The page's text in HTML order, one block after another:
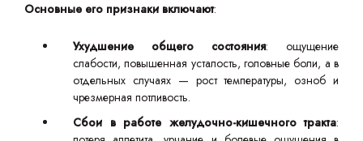
Основные его признаки включают:
Ухудшение общего состояния: ощущение
слабости, повышенная усталость, головные боли, а в
отдельных случаях — рост температуры, озноб и
чрезмерная потливость.
Сбои в работе желудочно-кишечного тракта: